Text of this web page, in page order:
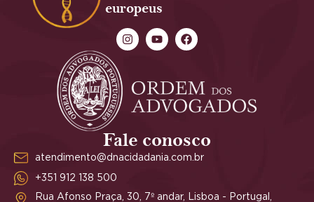
europeus
Fale conosco
atendimento@dnacidadania.com.br
+351 912 138 500
Rua Afonso Praça, 30, 7º andar, Lisboa - Portugal,